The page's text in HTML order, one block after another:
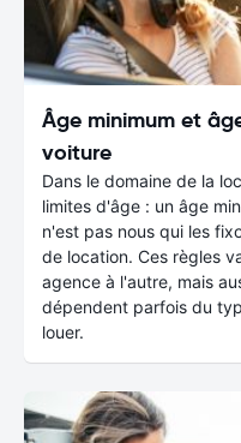
Âge minimum et
voiture
Dans le domaine de la
limites d'âge : un âge
n'est pas nous qui les
de location. Ces règles
agence à l'autre, mais
dépendent parfois du
louer.